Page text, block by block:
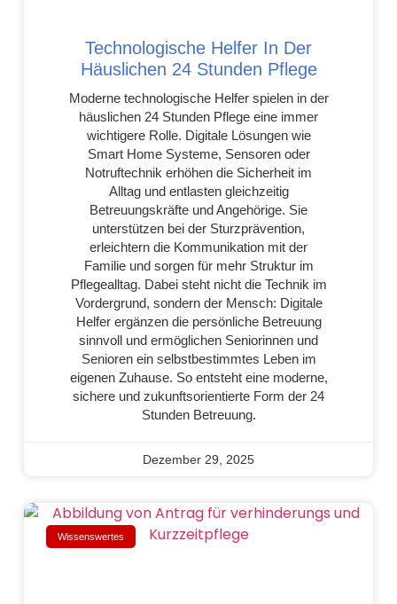
Technologische Helfer In Der
Häuslichen 24 Stunden Pflege
Moderne technologische Helfer spielen in der
häuslichen 24 Stunden Pflege eine immer
wichtigere Rolle. Digitale Lösungen wie
Smart Home Systeme, Sensoren oder
Notruftechnik erhöhen die Sicherheit im
Alltag und entlasten gleichzeitig
Betreuungskräfte und Angehörige. Sie
unterstützen bei der Sturzprävention,
erleichtern die Kommunikation mit der
Familie und sorgen für mehr Struktur im
Pflegealltag. Dabei steht nicht die Technik im
Vordergrund, sondern der Mensch: Digitale
Helfer ergänzen die persönliche Betreuung
sinnvoll und ermöglichen Seniorinnen und
Senioren ein selbstbestimmtes Leben im
eigenen Zuhause. So entsteht eine moderne,
sichere und zukunftsorientierte Form der 24
Stunden Betreuung.
Dezember 29, 2025
Wissenswertes